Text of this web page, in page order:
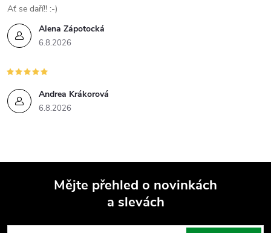
Alena Zápotocká
6.8.2026
Ať se daří!! :-)
Andrea Krákorová
6.8.2026
Mějte přehled o novinkách
a slevách